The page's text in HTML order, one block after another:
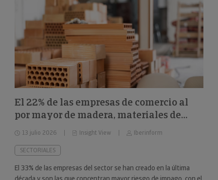
El 22% de las empresas de comercio al
por mayor de madera, materiales de
construcción y aparatos sanitarios están
en riesgo máximo o elevado de impago
13 julio 2026 Insight View Iberinform
SECTORIALES
El 33% de las empresas del sector se han creado en la última